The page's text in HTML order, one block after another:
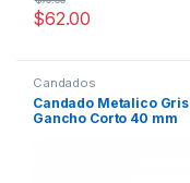
$62.00
Candados
Candado Metalico Gris
Gancho Corto 40 mm